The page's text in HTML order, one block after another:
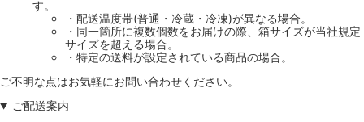
す。
・配送温度帯(普通・冷蔵・冷凍)が異なる場合。
・同一箇所に複数個数をお届けの際、箱サイズが当社規定
サイズを超える場合。
・特定の送料が設定されている商品の場合。
ご不明な点はお気軽にお問い合わせください。
ご配送案内